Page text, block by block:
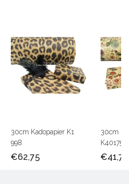
30cm Kadopapier K1
998
€62,75
30cm
€41,75